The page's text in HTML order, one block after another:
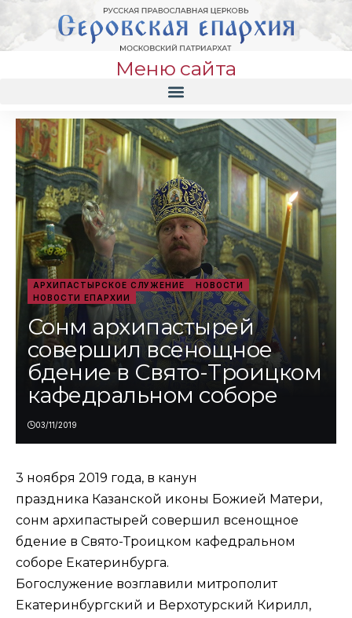
Меню сайта
АРХИПАСТЫРСКОЕ СЛУЖЕНИЕ
НОВОСТИ
НОВОСТИ ЕПАРХИИ
Сонм архипастырей
совершил всенощное
бдение в Свято-Троицком
кафедральном соборе
03/11/2019
3 ноября 2019 года, в канун
праздника Казанской иконы Божией Матери,
сонм архипастырей совершил всенощное
бдение в Свято-Троицком кафедральном
соборе Екатеринбурга.
Богослужение возглавили митрополит
Екатеринбургский и Верхотурский Кирилл,